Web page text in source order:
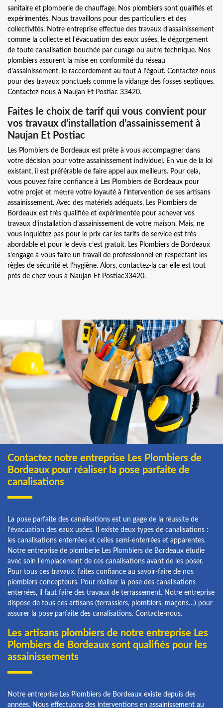
sanitaire et plomberie de chauffage. Nos plombiers sont qualifiés et
expérimentés. Nous travaillons pour des particuliers et des
collectivités. Notre entreprise effectue des travaux d’assainissement
comme la collecte et l’évacuation des eaux usées, le dégorgement
de toute canalisation bouchée par curage ou autre technique. Nos
plombiers assurent la mise en conformité du réseau
d’assainissement, le raccordement au tout à l’égout. Contactez-nous
pour des travaux ponctuels comme la vidange des fosses septiques.
Contactez-nous à Naujan Et Postiac 33420.
Faites le choix de tarif qui vous convient pour
vos travaux d’installation d’assainissement à
Naujan Et Postiac
Les Plombiers de Bordeaux est prête à vous accompagner dans
votre décision pour votre assainissement individuel. En vue de la loi
existant, il est préférable de faire appel aux meilleurs. Pour cela,
vous pouvez faire confiance à Les Plombiers de Bordeaux pour
votre projet et mettre votre loyauté à l’intervention de ses artisans
assainissement. Avec des matériels adéquats, Les Plombiers de
Bordeaux est très qualifiée et expérimentée pour achever vos
travaux d’installation d’assainissement de votre maison. Mais, ne
vous inquiétez pas pour le prix car les tarifs de service est très
abordable et pour le devis c’est gratuit. Les Plombiers de Bordeaux
s’engage à vous faire un travail de professionnel en respectant les
règles de sécurité et l’hygiène. Alors, contactez-la car elle est tout
près de chez vous à Naujan Et Postiac33420.
Contactez notre entreprise Les Plombiers de
Bordeaux pour réaliser la pose parfaite de
canalisations
La pose parfaite des canalisations est un gage de la réussite de
l’évacuation des eaux usées. Il existe deux types de canalisations :
les canalisations enterrées et celles semi-enterrées et apparentes.
Notre entreprise de plomberie Les Plombiers de Bordeaux étudie
avec soin l’emplacement de ces canalisations avant de les poser.
Pour tous ces travaux, faites confiance au savoir-faire de nos
plombiers concepteurs. Pour réaliser la pose des canalisations
enterrées, il faut faire des travaux de terrassement. Notre entreprise
dispose de tous ces artisans (terrassiers, plombiers, maçons…) pour
assurer la pose parfaite des canalisations. Contacte-nous.
Les artisans plombiers de notre entreprise Les
Plombiers de Bordeaux sont qualifiés pour les
assainissements
Notre entreprise Les Plombiers de Bordeaux existe depuis des
années. Nous effectuons des interventions en assainissement au